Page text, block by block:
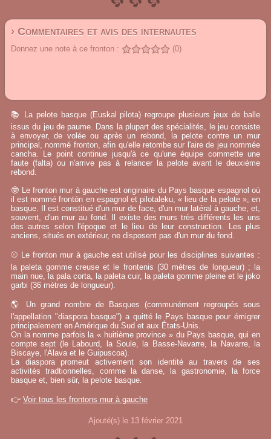
› Commentaires et avis des internautes
Donnez une note à ce fronton : (0)
📚 La pelote basque (Euskal pilota) regroupe plusieurs jeux de balle
issus du jeu de paume. Dans la plupart des spécialités, le jeu consiste
à envoyer, de volée ou après un rebond, la pelote contre un mur
principal, nommé fronton, afin qu'elle retombe sur l'aire de jeu nommée
cancha. Le point continue jusqu'à ce qu'une équipe commette une
faute (falta) ou n'arrive pas à relancer la pelote avant le deuxième
rebond.
🤓 Le fronton mur à gauche est originaire du Pays basque espagnol où
il est nommé frontón en espagnol et pilotaleku, « lieu de la pelote », en
basque. Il est constitué d'un mur de face, d'un mur latéral à gauche, et,
souvent, d'un mur au fond. Il existe des murs très différents les uns
des autres selon l'époque et le lieu de leur construction. Les plus
anciens, situés en extérieur, ne disposent pas d'un mur du fond.
⚾ Le fronton mur à gauche est utilisé pour les disciplines suivantes :
la paleta gomme creuse et le frontenis (30 mètres de longueur) ; la
main nue, la pala corta, la paleta cuir, la paleta gomme pleine et le joko
garbi (36 mètres de longueur).
🌎 Un grand nombre de Basques (communément regroupés sous
l'appellation "diaspora basque") a quitté le Pays basque pour émigrer
principalement en Amérique du Sud et aux États-Unis.
On la nomme parfois la « huitième province » du Pays basque, qui en
compte sept (le Labourd, la Soule, la Basse-Navarre, la Navarre, la
Biscaye, l'Alava et le Guipuscoa).
La diaspora promeut activement son identité au travers de ses
activités tradtionnelles, comme la danse, la gastronomie, la force
basque et, bien sûr, la pelote basque.
👉 Voir tous les frontons mur à gauche
Ajouté(s) le 13 février 2021